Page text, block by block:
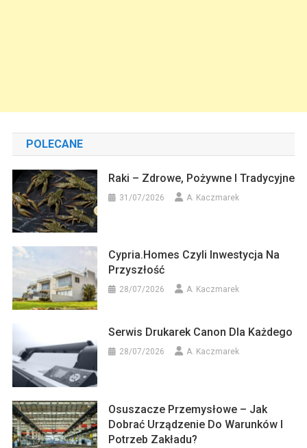
POLECANE
Raki – Zdrowe, Pożywne I Tradycyjne
31/07/2026 A. Kaczmarek
Cypria.homes Czyli Inwestycja Na
Przyszłość
28/07/2026 A. Kaczmarek
Serwis Drukarek Canon Dla Każdego
28/07/2026 A. Kaczmarek
Osuszacze Przemysłowe – Jak
Dobrać Urządzenie Do Warunków I
Potrzeb Zakładu?